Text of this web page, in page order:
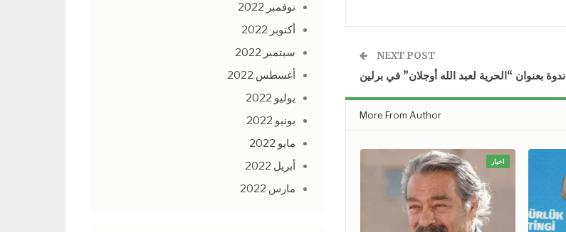
NEXT POST
ندوة بعنوان “الحرية لعبد الله أوجلان” في برلين
More From Author
اخبار
نوفمبر 2022
أكتوبر 2022
سبتمبر 2022
أغسطس 2022
يوليو 2022
يونيو 2022
مايو 2022
أبريل 2022
مارس 2022